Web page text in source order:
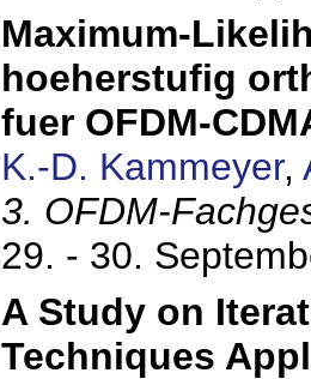
Maximum-
hoeherstufig
fuer OFDM-
K.-D. Kammeyer,
3. OFDM-
29. - 30.
A Study on
Techniques